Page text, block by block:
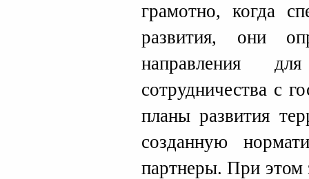
грамотно, когда
развития, они
направления
сотрудничества с
планы развития
созданную
партнеры. При этом